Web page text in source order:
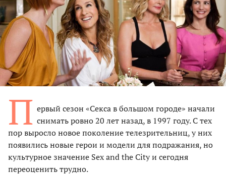
П ервый сезон «Секса в большом городе» начали
снимать ровно 20 лет назад, в 1997 году. С тех
пор выросло новое поколение телезрительниц, у них
появились новые герои и модели для подражания, но
культурное значение Sex and the City и сегодня
переоценить трудно.